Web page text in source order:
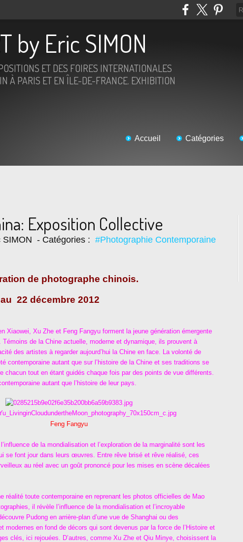
by Eric SIMON
ET DES FOIRES INTERNATIONALES
À PARIS ET EN ÎLE-DE-FRANCE. EXHIBITION
Accueil Catégories
Exposition Collective
SIMON - Catégories : #Photographie Contemporaine
de photographe chinois.
22 décembre 2012
Xiaowei, Xu Zhe et Feng Fangyu forment la jeune génération émergente
Témoins de la Chine actuelle, moderne et dynamique, ils prouvent à
des artistes à regarder aujourd’hui la Chine en face. La volonté de
contemporaine autant que sur l’histoire de la Chine et ses traditions se
chacun tout en étant guidés chaque fois par des points de vue différents.
autant que l’histoire de leur pays.
Feng Fangyu
de la mondialisation et l’exploration de la marginalité sont les
se font jour dans leurs œuvres. Entre rêve brisé et rêve réalisé, ces
au réel avec un goût prononcé pour les mises en scène décalées
réalité toute contemporaine en reprenant les photos officielles de Mao
il révèle l’influence de la mondialisation et l’incroyable
Pudong en arrière-plan d’une vue de Shanghai ou des
modernes en fond de décors qui sont devenus par la force de l’Histoire et
clés, ici rejouées. D’autres, comme Xu Zhe et Qiu Minye, choisissent la